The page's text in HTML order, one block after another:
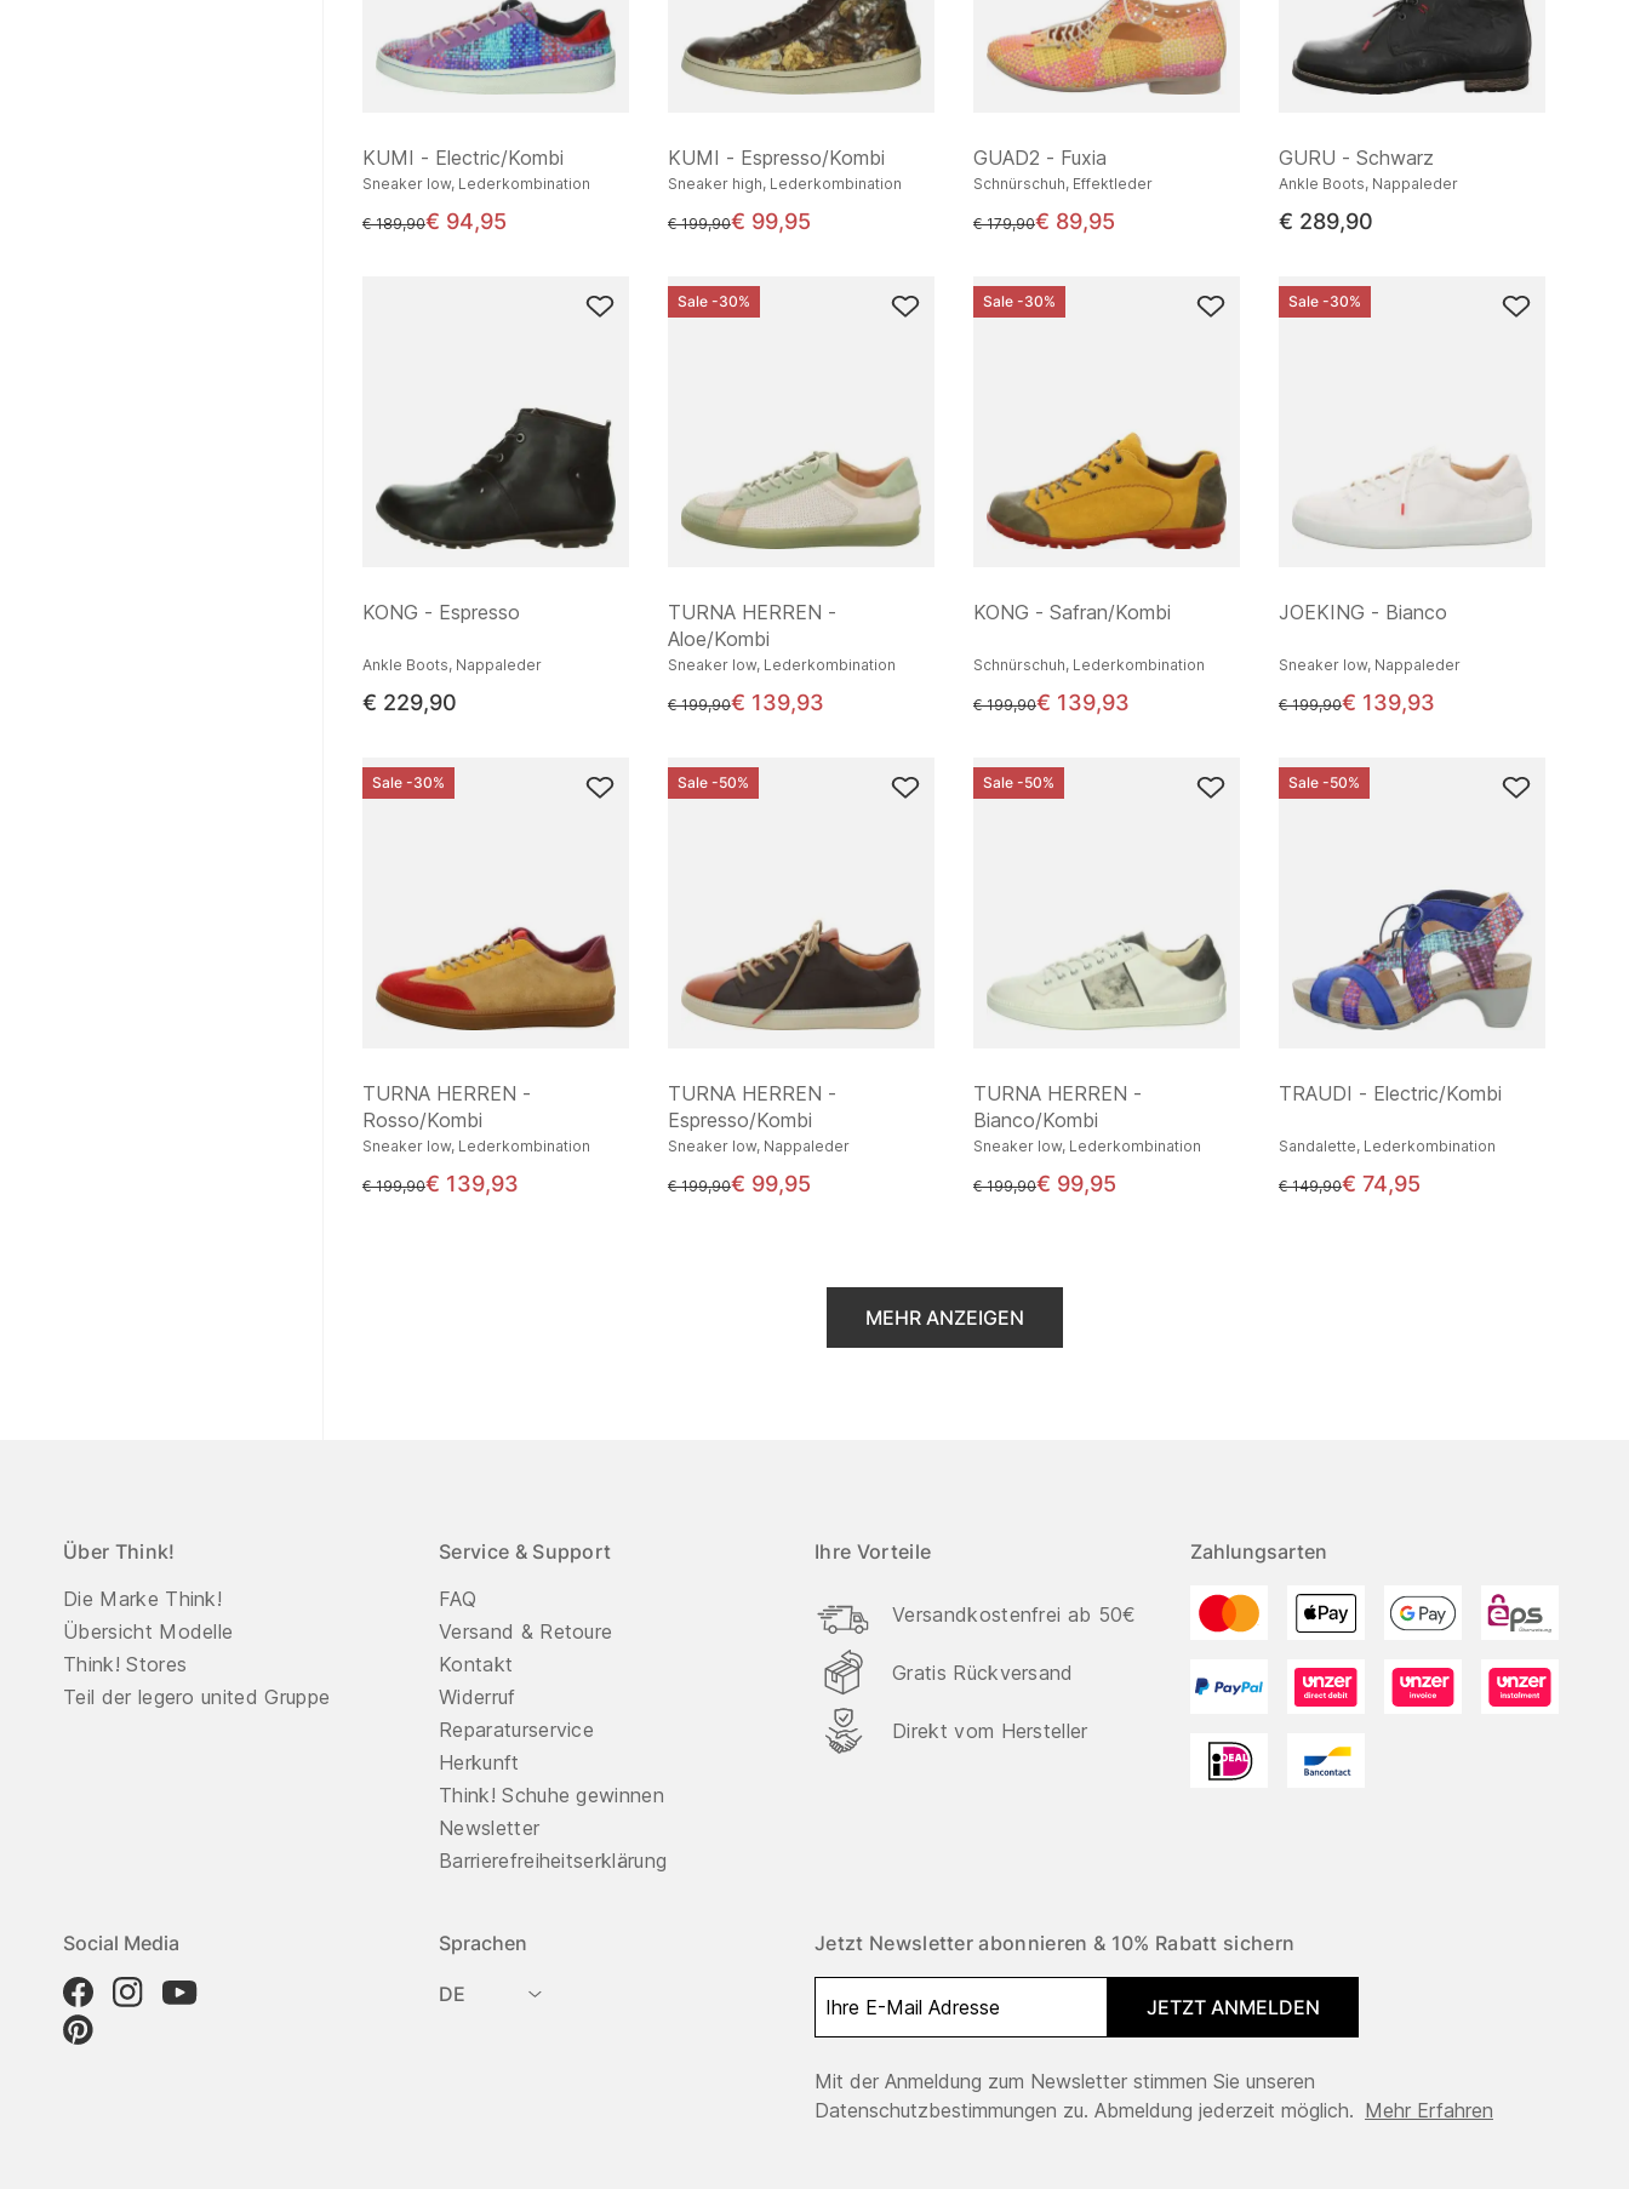
KUMI - Electric/Kombi
Sneaker low, Lederkombination
statt
€ 189,90€ 94,95
KUMI - Espresso/Kombi
Sneaker high, Lederkombination
statt
€ 199,90€ 99,95
GUAD2 - Fuxia
Schnürschuh, Effektleder
statt
€ 179,90€ 89,95
GURU - Schwarz
Ankle Boots, Nappaleder
€ 289,90
KONG - Espresso
Ankle Boots, Nappaleder
€ 229,90
Sale -30%
TURNA HERREN -
Aloe/Kombi
Sneaker low, Lederkombination
statt
€ 199,90€ 139,93
Sale -30%
KONG - Safran/Kombi
Schnürschuh, Lederkombination
statt
€ 199,90€ 139,93
Sale -30%
JOEKING - Bianco
Sneaker low, Nappaleder
statt
€ 199,90€ 139,93
Sale -30%
TURNA HERREN -
Rosso/Kombi
Sneaker low, Lederkombination
statt
€ 199,90€ 139,93
Sale -50%
TURNA HERREN -
Espresso/Kombi
Sneaker low, Nappaleder
statt
€ 199,90€ 99,95
Sale -50%
TURNA HERREN -
Bianco/Kombi
Sneaker low, Lederkombination
statt
€ 199,90€ 99,95
Sale -50%
TRAUDI - Electric/Kombi
Sandalette, Lederkombination
statt
€ 149,90€ 74,95
MEHR ANZEIGEN
Über Think!
Die Marke Think!
Übersicht Modelle
Think! Stores
Teil der legero united Gruppe
Service & Support
FAQ
Versand & Retoure
Kontakt
Widerruf
Reparaturservice
Herkunft
Think! Schuhe gewinnen
Newsletter
Barrierefreiheitserklärung
Ihre Vorteile
Versandkostenfrei ab 50€
Gratis Rückversand
Direkt vom Hersteller
Zahlungsarten
Social Media Sprachen
DE
Jetzt Newsletter abonnieren & 10% Rabatt sichern
JETZT ANMELDEN
Mit der Anmeldung zum Newsletter stimmen Sie unseren
Datenschutzbestimmungen zu. Abmeldung jederzeit möglich. Mehr Erfahren